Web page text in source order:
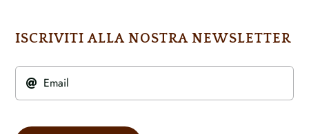
ISCRIVITI ALLA NOSTRA NEWSLETTER